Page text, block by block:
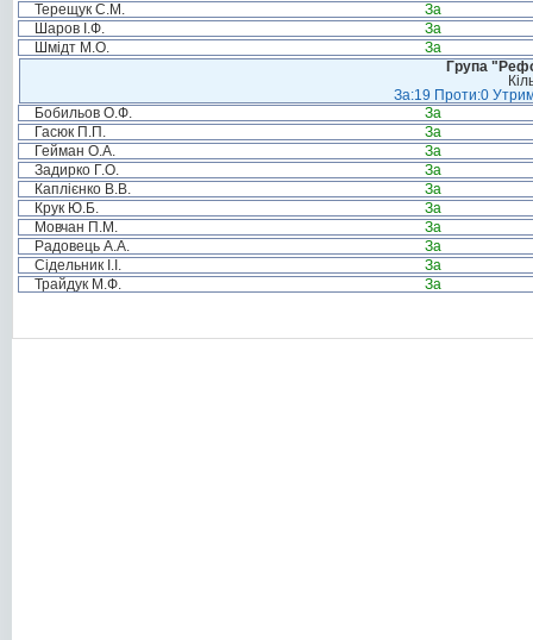
Терещук С.М.
За
Шаров І.Ф.
За
Шмідт М.О.
За
Група
За:19 Проти:0
Бобильов О.Ф.
За
Гасюк П.П.
За
Гейман О.А.
За
Задирко Г.О.
За
Каплієнко В.В.
За
Крук Ю.Б.
За
Мовчан П.М.
За
Радовець А.А.
За
Сідельник І.І.
За
Трайдук М.Ф.
За